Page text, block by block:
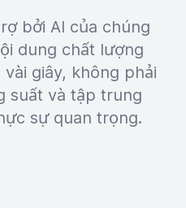
bởi AI của chúng
dung chất lượng
giây, không phải
suất và tập trung
sự quan trọng.